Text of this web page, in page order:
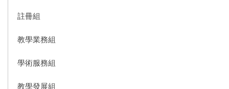
註冊組
教學業務組
學術服務組
教學發展組